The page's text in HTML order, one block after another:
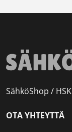
SähköShop /
OTA YHTEYTTÄ